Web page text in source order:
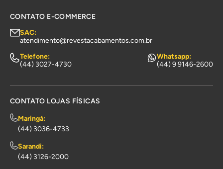
CONTATO E-COMMERCE
SAC:
atendimento@revestacabamentos.com.br
Telefone:
(44) 3027-4730
Whatsapp:
(44) 9 9146-2600
CONTATO LOJAS FÍSICAS
Maringá:
(44) 3036-4733
Sarandi:
(44) 3126-2000